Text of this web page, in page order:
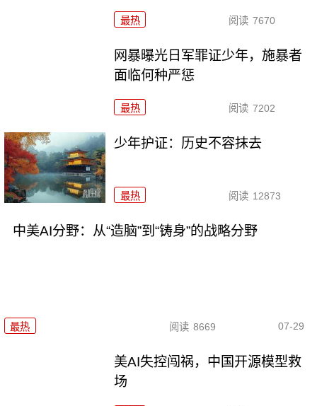
最热 阅读 7670
网暴曝光日军罪证少年，施暴者
面临何种严惩
最热 阅读 7202
少年护证：历史不容抹去
最热 阅读 12873
中美AI分野：从“造脑”到“铸身”的战略分野
最热 阅读 8669 07-29
美AI失控闯祸，中国开源模型救
场